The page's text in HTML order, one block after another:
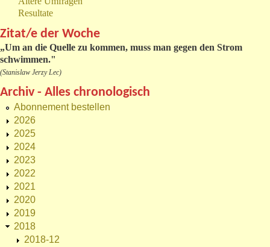
Resultate
Zitat/e der Woche
„Um an die Quelle zu kommen, muss man gegen den Strom
schwimmen."
(Stanislaw Jerzy Lec)
Archiv - Alles chronologisch
Abonnement bestellen
2026
2025
2024
2023
2022
2021
2020
2019
2018
2018-12